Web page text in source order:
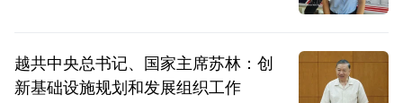
越共中央总书记、国家主席苏林：创
新基础设施规划和发展组织工作